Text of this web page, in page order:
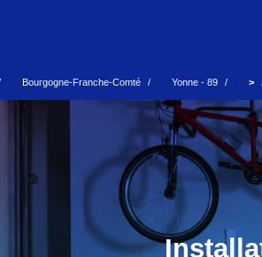
Bourgogne-Franche-Comté Yonne - 89